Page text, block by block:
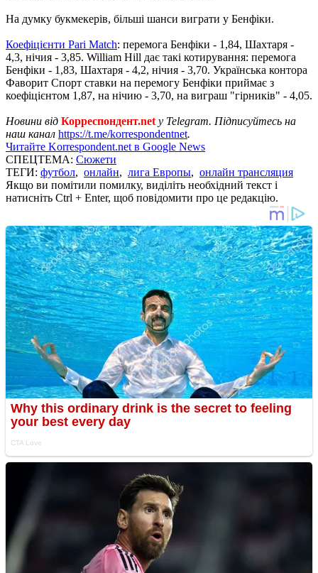
На думку букмекерів, більші шанси виграти у Бенфіки.
Коефіцієнти Pari Match: перемога Бенфіки - 1,84, Шахтаря -
4,3, нічия - 3,85. William Hill дає такі котирування: перемога
Бенфіки - 1,83, Шахтаря - 4,2, нічия - 3,70. Українська контора
Фаворит Спорт ставки на перемогу Бенфіки приймає з
коефіцієнтом 1,87, на нічию - 3,70, на виграш "гірників" - 4,05.
Новини від Корреспондент.net у Telegram. Підписуйтесь на
наш канал https://t.me/korrespondentnet.
Читайте Korrespondent.net в Google News
СПЕЦТЕМА: Сюжети
ТЕГИ: футбол, онлайн, лига Европы, онлайн трансляция
Якщо ви помітили помилку, виділіть необхідний текст і
натисніть Ctrl + Enter, щоб повідомити про це редакцію.